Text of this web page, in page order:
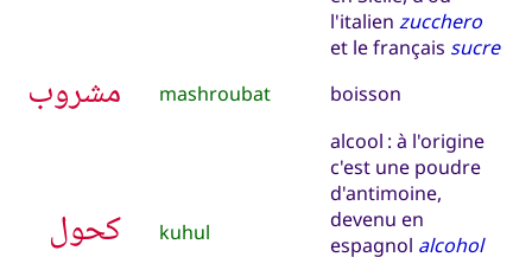
l'italien zucchero
et le français sucre
مشروب mashroubat boisson
كحول kuhul
alcool : à l'origine
c'est une poudre
d'antimoine,
devenu en
espagnol alcohol